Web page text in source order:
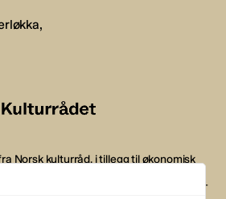
Norsk kulturråd, i tillegg til økonomisk
komponistforening og
drives etter Redaktør- og Vær Varsom-